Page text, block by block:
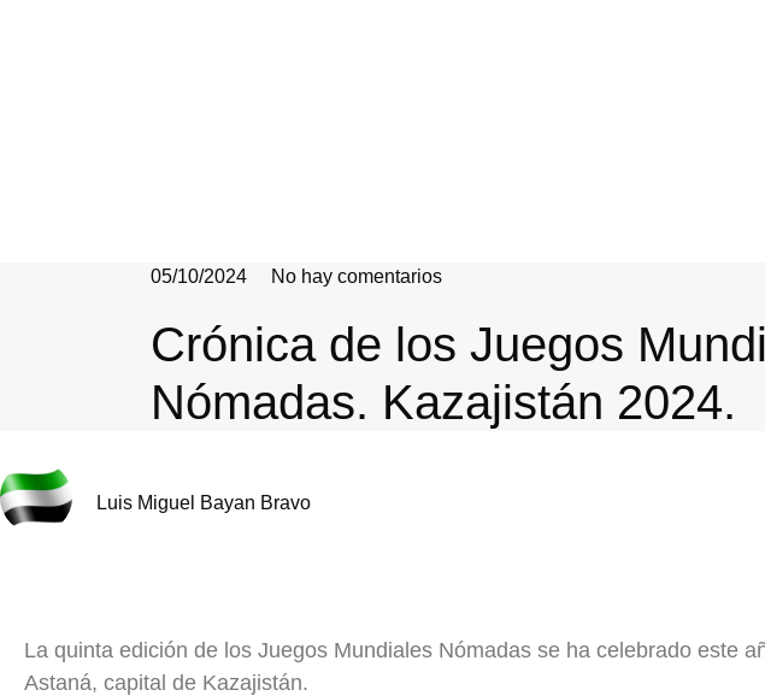
05/10/2024 No hay comentarios
Crónica de los Juegos
Nómadas. Kazajistán 2024.
Luis Miguel Bayan Bravo
La quinta edición de los Juegos Mundiales Nómadas se ha celebrado este
Astaná, capital de Kazajistán.